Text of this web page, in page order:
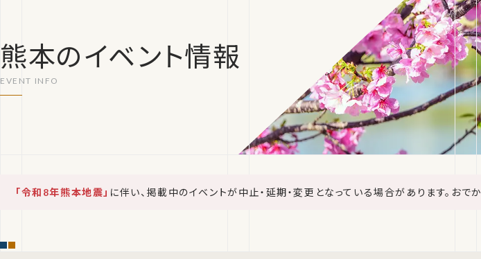
熊本のイベント情報
「令和8年熊本地震」 に伴い、掲載中のイベントが中止・延期・変更となっている場合があります。おで